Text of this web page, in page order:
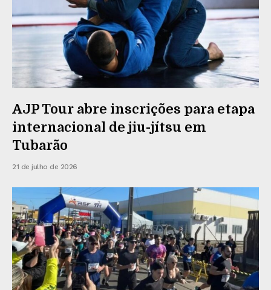
AJP Tour abre inscrições para etapa
internacional de jiu-jítsu em
Tubarão
21 de julho de 2026